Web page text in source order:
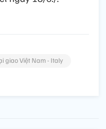
giao Việt Nam - Italy